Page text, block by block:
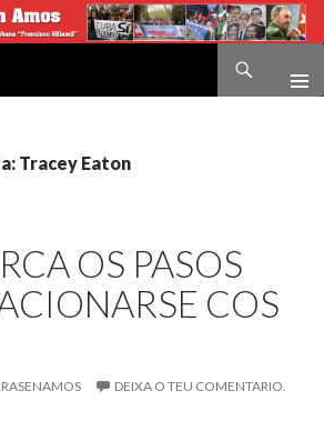
Tracey Eaton
OS PASOS
COS
DEIXA O TEU COMENTARIO.